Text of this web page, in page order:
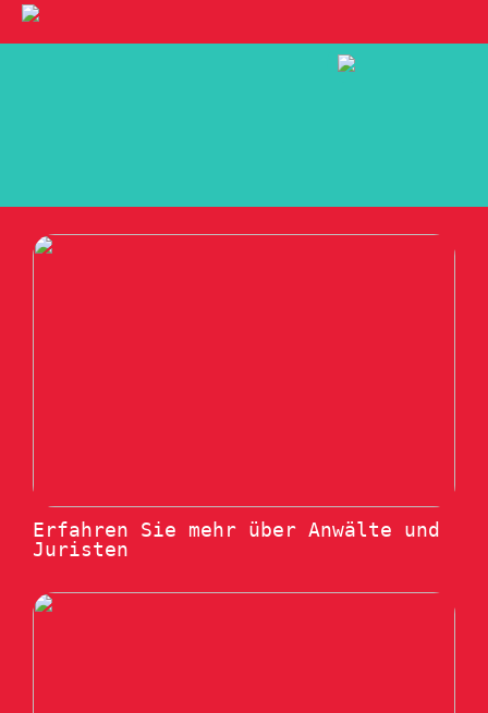
Erfahren Sie mehr über Anwälte und
Juristen